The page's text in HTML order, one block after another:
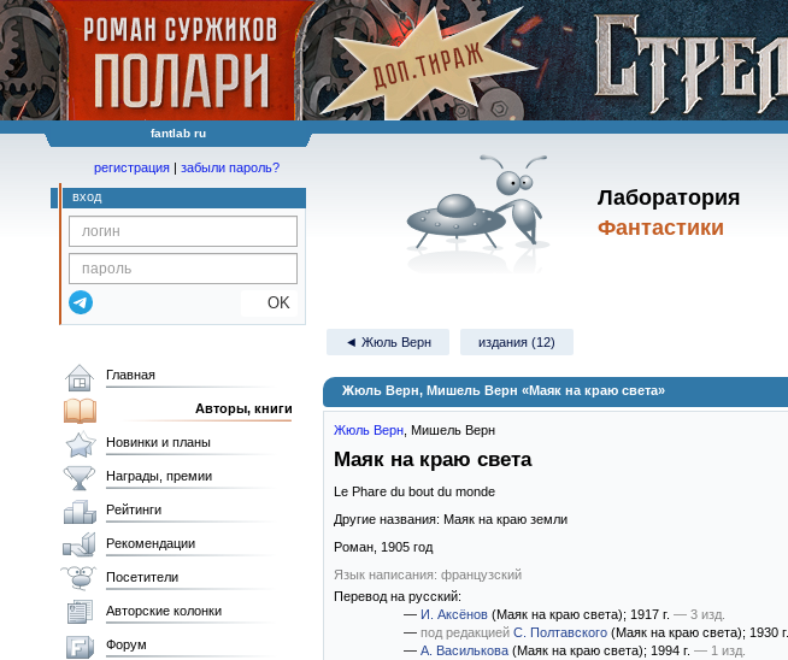
fantlab ru
Лаборатория
Фантастики
регистрация | забыли пароль?
вход
OK
◄ Жюль Верн издания (12)
Жюль Верн, Мишель Верн «Маяк на краю света»
Жюль Верн Мишель Верн
Маяк на краю света
Le Phare du bout du monde
Другие названия: Маяк на краю земли
Роман, 1905 год
Язык написания: французский
Перевод на русский:
— И. Аксёнов (Маяк на краю света); 1917 г. — 3 изд.
— под редакцией С. Полтавского (Маяк на краю света); 1930 г.
— А. Василькова (Маяк на краю света); 1994 г. — 1 изд.
Главная
Авторы, книги
Новинки и планы
Награды, премии
Рейтинги
Рекомендации
Посетители
Авторские колонки
Форум